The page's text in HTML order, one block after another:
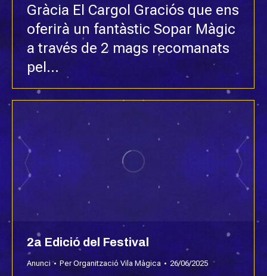
Gràcia El Cargol Graciós que ens
oferirà un fantàstic Sopar Màgic
a través de 2 mags recomanats
pel…
2a Edició del Festival
Anunci PerOrganització Vila Màgica 26/06/2025